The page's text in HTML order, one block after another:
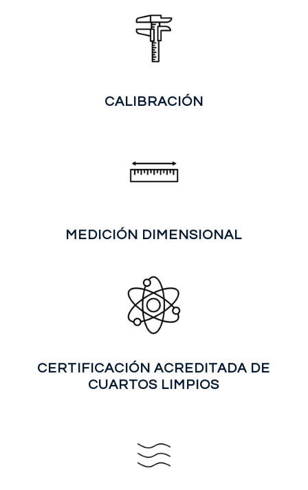
CALIBRACIÓN
MEDICIÓN DIMENSIONAL
CERTIFICACIÓN ACREDITADA DE
CUARTOS LIMPIOS